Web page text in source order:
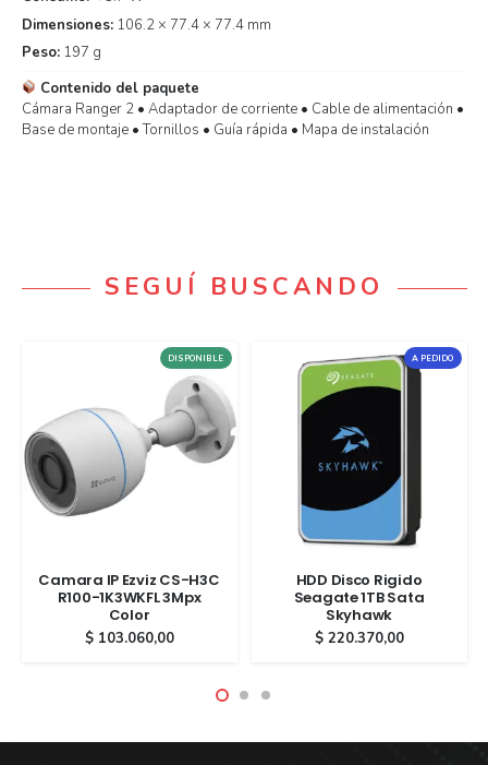
Dimensiones:106.2 × 77.4 × 77.4 mm
Peso:197 g
Contenido del paquete
Cámara Ranger 2 • Adaptador de corriente • Cable de alimentación •
Base de montaje • Tornillos • Guía rápida • Mapa de instalación
SEGUÍ BUSCANDO
DISPONIBLE
Camara IP Ezviz CS-H3C
R100-1K3WKFL 3Mpx
Color
$103.060,00
A PEDIDO
HDD Disco Rigido
Seagate 1TB Sata
Skyhawk
$220.370,00